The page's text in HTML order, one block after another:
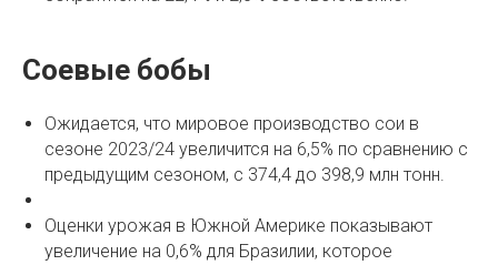
Соевые бобы
Ожидается, что мировое производство сои в
сезоне 2023/24 увеличится на 6,5% по сравнению с
предыдущим сезоном, с 374,4 до 398,9 млн тонн.
Оценки урожая в Южной Америке показывают
увеличение на 0,6% для Бразилии, которое